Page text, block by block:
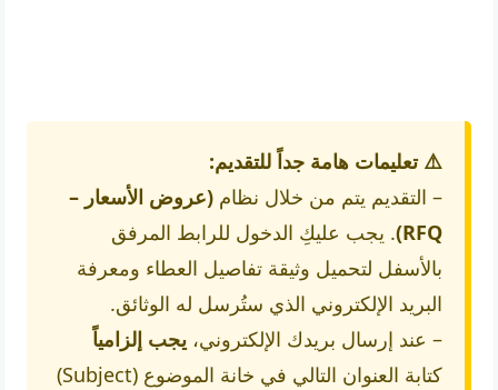
⚠️ تعليمات هامة جداً للتقديم:
– التقديم يتم من خلال نظام(عروض الأسعار –
RFQ) . يجب عليكِ الدخول للرابط المرفق
بالأسفل لتحميل وثيقة تفاصيل العطاء ومعرفة
البريد الإلكتروني الذي ستُرسل له الوثائق.
– عند إرسال بريدك الإلكتروني،يجب إلزامياً
كتابة العنوان التالي في خانة الموضوع (Subject)